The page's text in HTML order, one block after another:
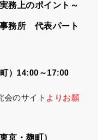
務上のポイント～
務所 代表パート
）14:00～17:00
会のサイト よりお願
京・麹町）